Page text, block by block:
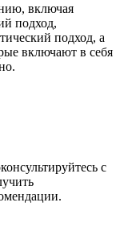
включая
подход,
подход, а
включают в себя
с